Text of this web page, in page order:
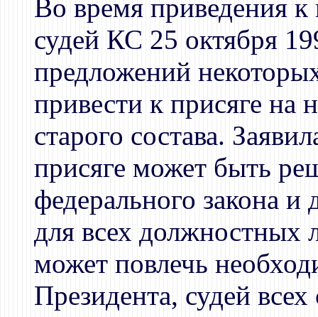
Во время приведения
судей КС 25 октября
предложений
привести к присяге на
старого состава.
присяге может быть
федерального закона
для всех должностных
может повлечь
Президента, судей